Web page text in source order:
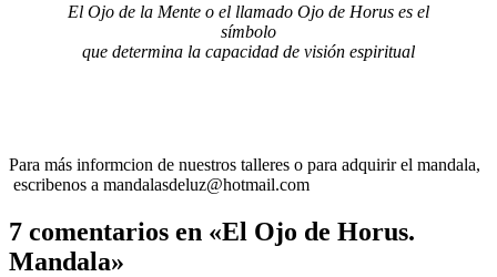
El Ojo de la Mente o el llamado Ojo de Horus es el
símbolo
que determina la capacidad de visión espiritual
Para más informcion de nuestros talleres o para adquirir el mandala,
escribenos a mandalasdeluz@hotmail.com
7 comentarios en «El Ojo de Horus.
Mandala»